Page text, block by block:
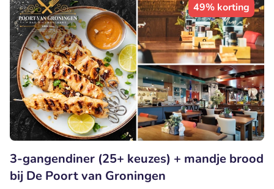
49% korting
3-gangendiner (25+ keuzes) + mandje brood
bij De Poort van Groningen